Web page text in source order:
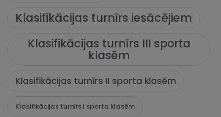
Klasifikācijas turnīrs iesācējiem
Klasifikācijas turnīrs III sporta
klasēm
Klasifikācijas turnīrs II sporta klasēm
Klasifikācijas turnīrs I sporta klasēm